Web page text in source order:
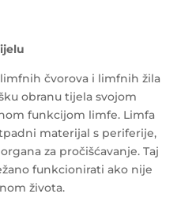
čvorova i limfnih žila
obranu tijela svojom
funkcijom limfe. Limfa
materijal s periferije,
za pročišćavanje. Taj
funkcionirati ako nije
života.